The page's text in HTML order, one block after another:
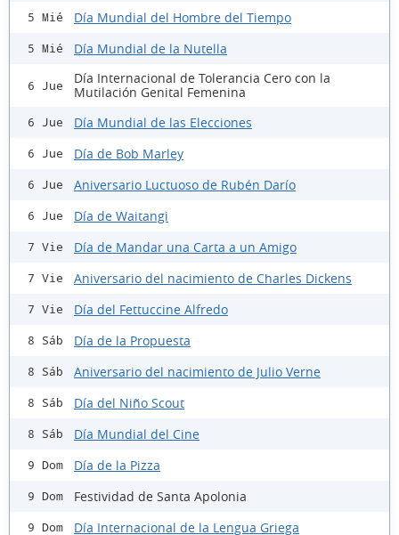
5 Mié Día Mundial del Hombre del Tiempo
5 Mié Día Mundial de la Nutella
6 Jue
Día Internacional de Tolerancia Cero con la
Mutilación Genital Femenina
6 Jue Día Mundial de las Elecciones
6 Jue Día de Bob Marley
6 Jue Aniversario Luctuoso de Rubén Darío
6 Jue Día de Waitangi
7 Vie Día de Mandar una Carta a un Amigo
7 Vie Aniversario del nacimiento de Charles Dickens
7 Vie Día del Fettuccine Alfredo
8 Sáb Día de la Propuesta
8 Sáb Aniversario del nacimiento de Julio Verne
8 Sáb Día del Niño Scout
8 Sáb Día Mundial del Cine
9 Dom Día de la Pizza
9 Dom Festividad de Santa Apolonia
9 Dom Día Internacional de la Lengua Griega